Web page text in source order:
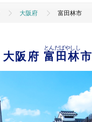
大阪府 富田林市
大阪府 富田林市
とんだばやしし